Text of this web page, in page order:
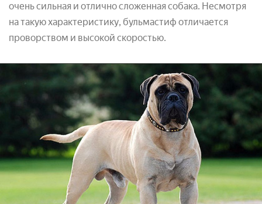
очень сильная и отлично сложенная собака. Несмотря
на такую характеристику, бульмастиф отличается
проворством и высокой скоростью.